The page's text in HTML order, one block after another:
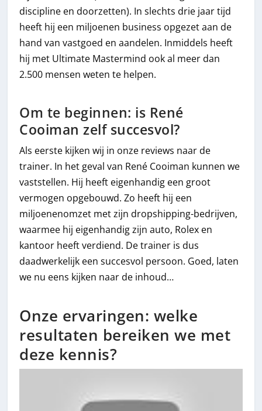
discipline en doorzetten). In slechts drie jaar tijd
heeft hij een miljoenen business opgezet aan de
hand van vastgoed en aandelen. Inmiddels heeft
hij met Ultimate Mastermind ook al meer dan
2.500 mensen weten te helpen.
Om te beginnen: is René
Cooiman zelf succesvol?
Als eerste kijken wij in onze reviews naar de
trainer. In het geval van René Cooiman kunnen we
vaststellen. Hij heeft eigenhandig een groot
vermogen opgebouwd. Zo heeft hij een
miljoenenomzet met zijn dropshipping-bedrijven,
waarmee hij eigenhandig zijn auto, Rolex en
kantoor heeft verdiend. De trainer is dus
daadwerkelijk een succesvol persoon. Goed, laten
we nu eens kijken naar de inhoud…
Onze ervaringen: welke
resultaten bereiken we met
deze kennis?